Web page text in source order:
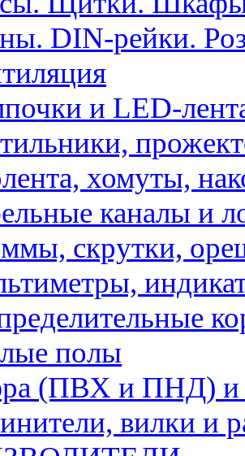
DIN-рейки.
и LED-
хомуты,
каналы и
скрутки,
полы
(ПВХ и ПНД) и
вилки и